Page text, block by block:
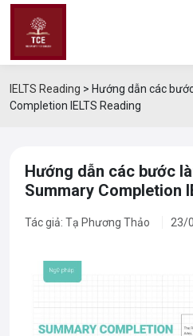
IELTS Reading > Hướng dẫn các
Completion IELTS Reading
Hướng dẫn các bước
Summary Completion
Tác giả: Tạ Phương Thảo 23/